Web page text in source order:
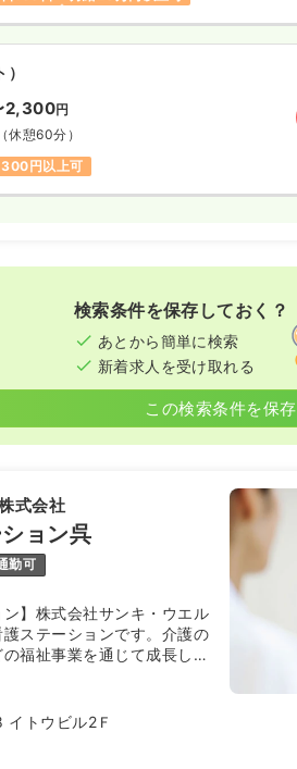
2,300円
（休憩60分）
円以上可
検索条件を保存しておく？
あとから簡単に検索
新着求人を受け取れる
この検索条件を保存
式会社
ョン呉
勤可
ン】株式会社サンキ・ウエル
ステーションです。介護の
福祉事業を通じて成長した
トウビル2Ｆ